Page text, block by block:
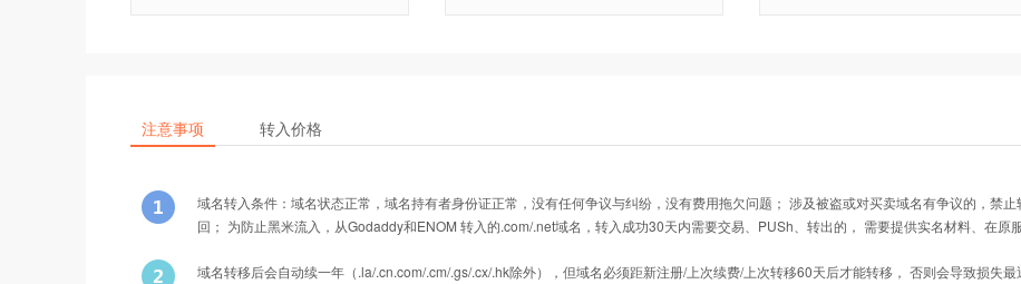
注意事项 转入价格
域名转入条件：域名状态正常，域名持有者身份证正常，没有任何争议与纠纷，没有费用拖欠问题； 涉及被盗或对买卖域名有争议的，禁
回； 为防止黑米流入，从Godaddy和ENOM 转入的.com/.net域名，转入成功30天内需要交易、PUSh、转出的， 需要提供实名材料、在原
域名转移后会自动续一年（.la/.cn.com/.cm/.gs/.cx/.hk除外），但域名必须距新注册/上次续费/上次转移60天后才能转移， 否则会导致损失